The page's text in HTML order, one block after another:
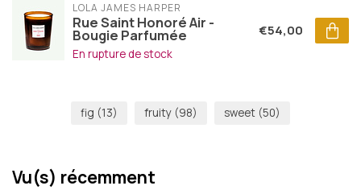
LOLA JAMES HARPER
Rue Saint Honoré Air -
Bougie Parfumée
En rupture de stock
€54,00
fig (13) fruity (98) sweet (50)
Vu(s) récemment